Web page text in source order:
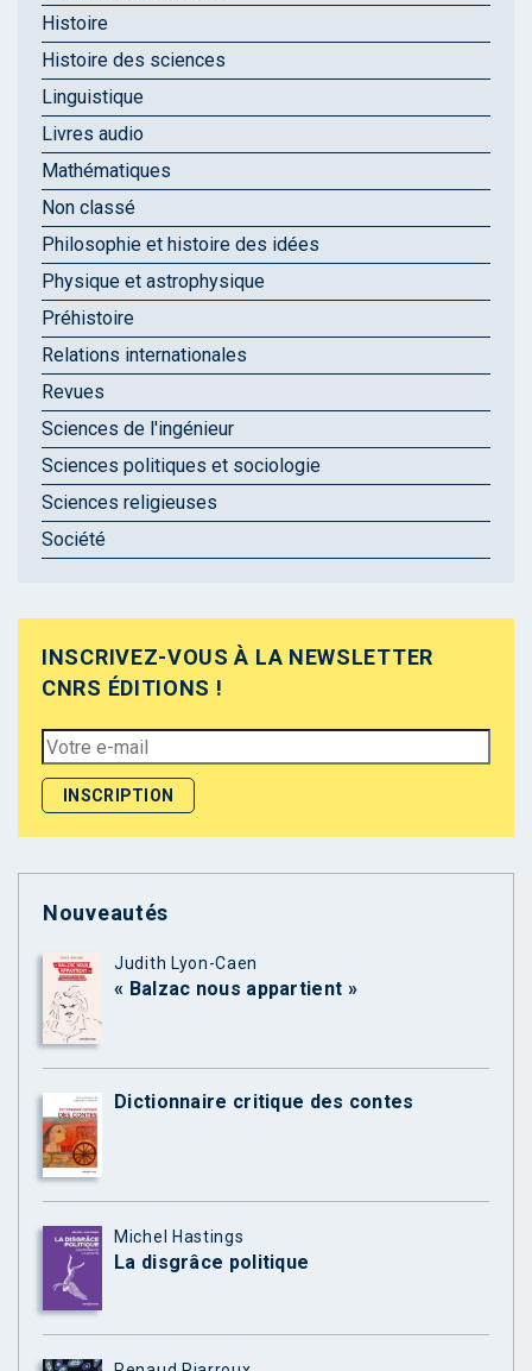
Histoire
Histoire des sciences
Linguistique
Livres audio
Mathématiques
Non classé
Philosophie et histoire des idées
Physique et astrophysique
Préhistoire
Relations internationales
Revues
Sciences de l'ingénieur
Sciences politiques et sociologie
Sciences religieuses
Société
INSCRIVEZ-VOUS À LA NEWSLETTER
CNRS ÉDITIONS !
Nouveautés
Judith Lyon-Caen
« Balzac nous appartient »
Dictionnaire critique des contes
Michel Hastings
La disgrâce politique